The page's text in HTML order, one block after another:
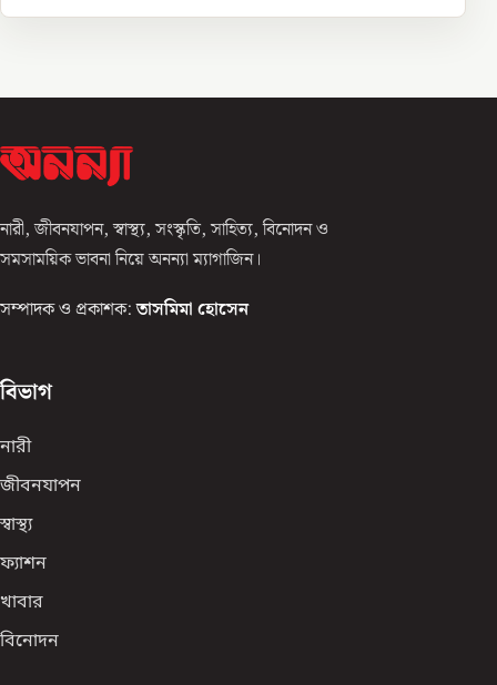
নারী, জীবনযাপন, স্বাস্থ্য, সংস্কৃতি, সাহিত্য, বিনোদন ও
সমসাময়িক ভাবনা নিয়ে অনন্যা ম্যাগাজিন।
সম্পাদক ও প্রকাশক: তাসমিমা হোসেন
বিভাগ
নারী
জীবনযাপন
স্বাস্থ্য
ফ্যাশন
খাবার
বিনোদন